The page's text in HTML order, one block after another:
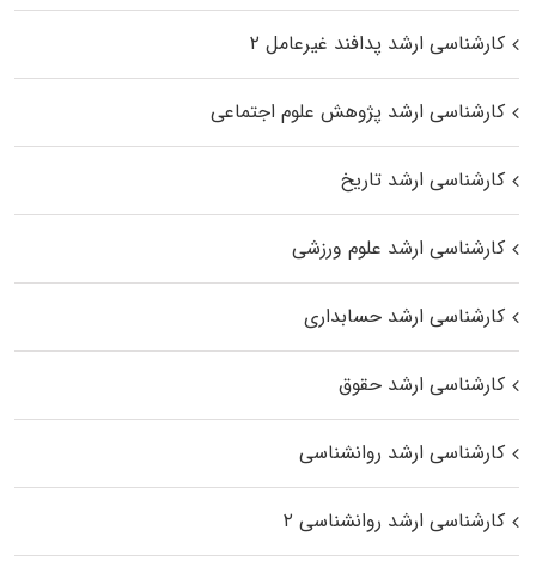
کارشناسی ارشد پدافند غیرعامل ۲
کارشناسی ارشد پژوهش علوم اجتماعی
کارشناسی ارشد تاریخ
کارشناسی ارشد علوم ورزشی
کارشناسی ارشد حسابداری
کارشناسی ارشد حقوق
کارشناسی ارشد روانشناسی
کارشناسی ارشد روانشناسی ۲